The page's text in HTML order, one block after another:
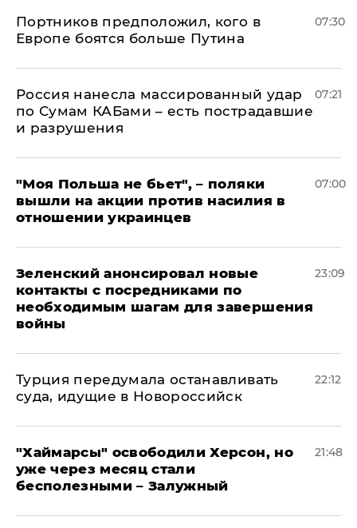
Портников предположил, кого в
Европе боятся больше Путина
07:30
Россия нанесла массированный удар
по Сумам КАБами – есть пострадавшие
и разрушения
07:21
"Моя Польша не бьет", – поляки
вышли на акции против насилия в
отношении украинцев
07:00
Зеленский анонсировал новые
контакты с посредниками по
необходимым шагам для завершения
войны
23:09
Турция передумала останавливать
суда, идущие в Новороссийск
22:12
"Хаймарсы" освободили Херсон, но
уже через месяц стали
бесполезными – Залужный
21:48